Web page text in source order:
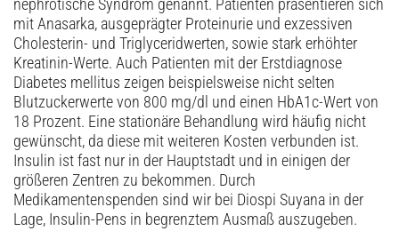
nephrotische Syndrom genannt. Patienten präsentieren sich
mit Anasarka, ausgeprägter Proteinurie und exzessiven
Cholesterin- und Triglyceridwerten, sowie stark erhöhter
Kreatinin-Werte. Auch Patienten mit der Erstdiagnose
Diabetes mellitus zeigen beispielsweise nicht selten
Blutzuckerwerte von 800 mg/dl und einen HbA1c-Wert von
18 Prozent. Eine stationäre Behandlung wird häufig nicht
gewünscht, da diese mit weiteren Kosten verbunden ist.
Insulin ist fast nur in der Hauptstadt und in einigen der
größeren Zentren zu bekommen. Durch
Medikamentenspenden sind wir bei Diospi Suyana in der
Lage, Insulin-Pens in begrenztem Ausmaß auszugeben.